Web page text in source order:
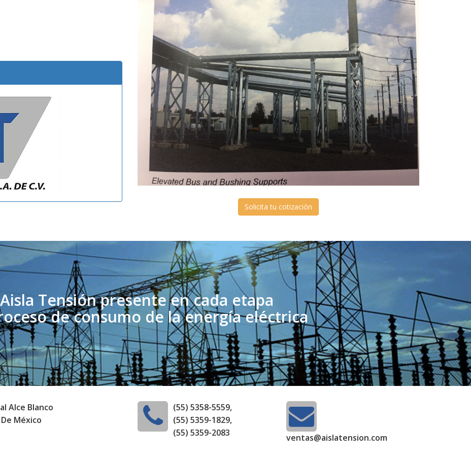
Solicita tu cotización
Aisla Tensión presente en cada etapa
de consumo de la energía eléctrica
Alce Blanco
México
(55) 5358-5559,
(55) 5359-1829,
(55) 5359-2083
ventas@aislatension.com